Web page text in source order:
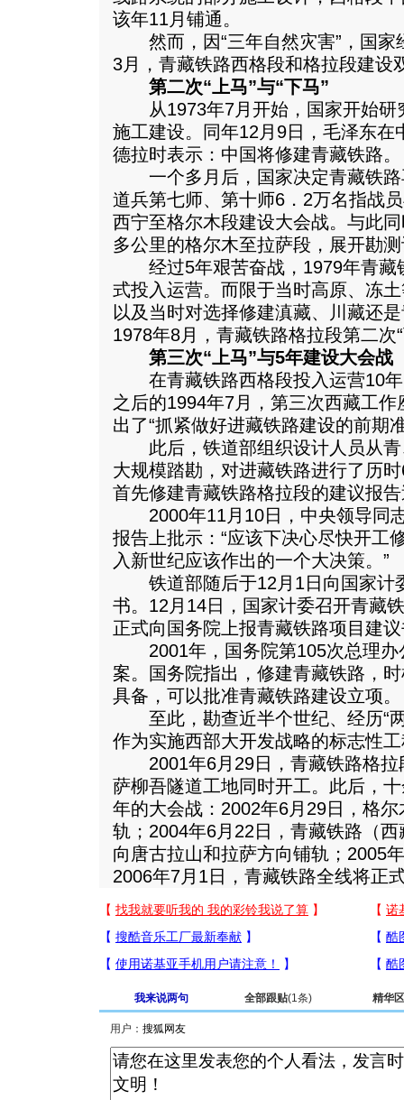
该年11月铺通。
然而，因“三年自然灾害”，国家
3月，青藏铁路西格段和格拉段建设
第二次“上马”与“下马”
从1973年7月开始，国家开始研
施工建设。同年12月9日，毛泽东在
德拉时表示：中国将修建青藏铁路。
一个多月后，国家决定青藏铁路
道兵第七师、第十师6．2万名指战
西宁至格尔木段建设大会战。与此
多公里的格尔木至拉萨段，展开勘
经过5年艰苦奋战，1979年青藏
式投入运营。而限于当时高原、冻
以及当时对选择修建滇藏、川藏还
1978年8月，青藏铁路格拉段第二次
第三次“上马”与5年建设大会战
在青藏铁路西格段投入运营10年
之后的1994年7月，第三次西藏工
出了“抓紧做好进藏铁路建设的前期
此后，铁道部组织设计人员从青
大规模踏勘，对进藏铁路进行了历
首先修建青藏铁路格拉段的建议报
2000年11月10日，中央领导同
报告上批示：“应该下决心尽快开工
入新世纪应该作出的一个大决策。”
铁道部随后于12月1日向国家计
书。12月14日，国家计委召开青藏
正式向国务院上报青藏铁路项目建
2001年，国务院第105次总理办
案。国务院指出，修建青藏铁路，
具备，可以批准青藏铁路建设立项。
至此，勘查近半个世纪、经历“
作为实施西部大开发战略的标志性
2001年6月29日，青藏铁路格拉
萨柳吾隧道工地同时开工。此后，
年的大会战：2002年6月29日，格
轨；2004年6月22日，青藏铁路（
向唐古拉山和拉萨方向铺轨；2005
2006年7月1日，青藏铁路全线将正
我来说两句 全部跟贴(1条) 精华区
用户：